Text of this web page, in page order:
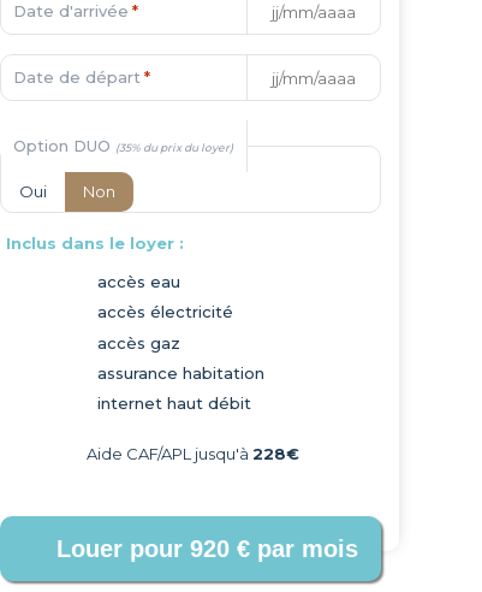
Date d'arrivée *
Date de départ *
Option DUO
Oui Non
Inclus dans le loyer :
accès eau
accès électricité
accès gaz
assurance habitation
internet haut débit
Aide CAF/APL jusqu'à228€